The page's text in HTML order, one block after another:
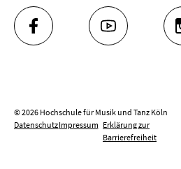
FACEBOOK YOUTUBE
© 2026 Hochschule für Musik und Tanz Köln
DatenschutzImpressum Erklärung zur
Barrierefreiheit